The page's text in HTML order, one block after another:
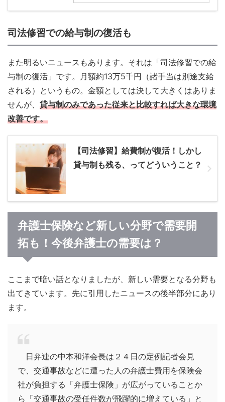
司法修習での給与制の復活も
また明るいニュースもあります。それは「司法修習での給
与制の復活」です。月額約13万5千円（諸手当は別途支給
される）というもの。金額としては決して大きくはありま
せんが、 貸与制のみであった従来と比較すれば大きな環境
改善です。
【司法修習】給費制が復活！しかし
貸与制も残る、ってどういうこと？
弁護士保険など新しい分野で需要開
拓も！今後弁護士の需要は？
ここまで暗い話となりましたが、新しい需要となる分野も
出てきています。先に引用したニュースの後半部分にあり
ます。
日弁連の中本和洋会長は２４日の定例記者会見
で、交通事故などに遭った人の弁護士費用を保険会
社が負担する「弁護士保険」が広がっていることか
ら「交通事故の受任件数が飛躍的に増えている」と